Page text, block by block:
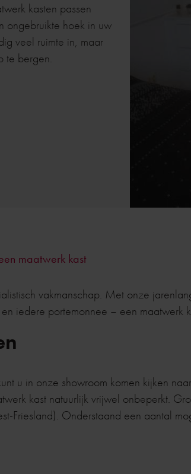
kasten passen
ongebruikte hoek in uw
veel ruimte in, maar
te bergen.
maatwerk kast
vakmanschap. Met onze
iedere portemonnee – een maatwerk
u in onze showroom komen kijken
kast natuurlijk vrijwel onbeperkt.
Friesland). Onderstaand een aantal